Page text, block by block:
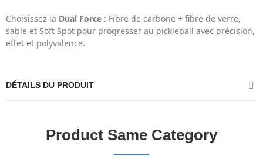
Choisissez la Dual Force : Fibre de carbone + fibre de verre,
sable et Soft Spot pour progresser au pickleball avec précision,
effet et polyvalence.
DÉTAILS DU PRODUIT
Product Same Category